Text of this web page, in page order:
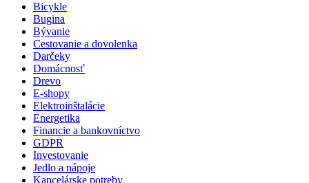
Bicykle
Bugina
Bývanie
Cestovanie a dovolenka
Darčeky
Domácnosť
Drevo
E-shopy
Elektroinštalácie
Energetika
Financie a bankovníctvo
GDPR
Investovanie
Jedlo a nápoje
Kancelárske potreby